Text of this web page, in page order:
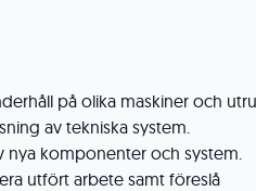
på olika maskiner och
av tekniska system.
nya komponenter och system.
utfört arbete samt föreslå